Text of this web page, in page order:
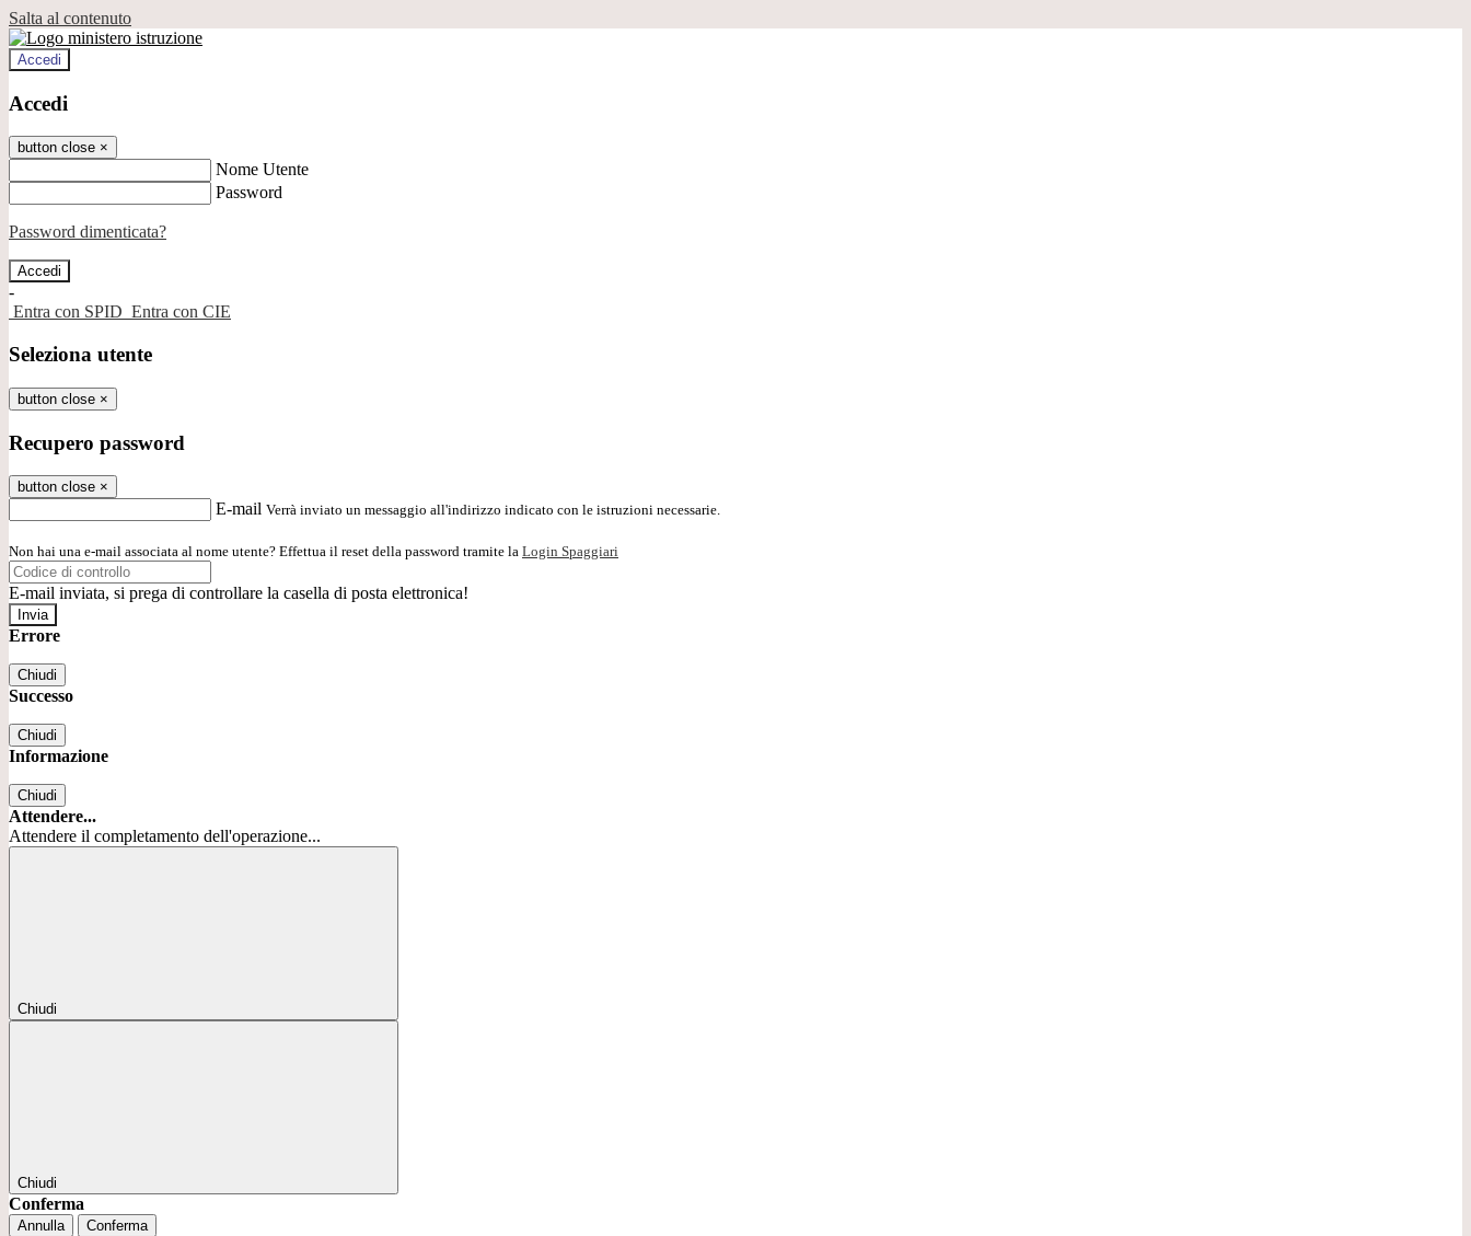
Salta al contenuto
Accedi
Accedi
button close ×
Nome Utente
Password
Password dimenticata?
-
Entra con SPID Entra con CIE
Seleziona utente
button close ×
Recupero password
button close ×
E-mail Verrà inviato un messaggio all'indirizzo indicato con le istruzioni necessarie.
Non hai una e-mail associata al nome utente? Effettua il reset della password tramite la Login Spaggiari
E-mail inviata, si prega di controllare la casella di posta elettronica!
Errore
Chiudi
Successo
Chiudi
Informazione
Chiudi
Attendere...
Attendere il completamento dell'operazione...
Chiudi
Chiudi
Conferma
Annulla Conferma